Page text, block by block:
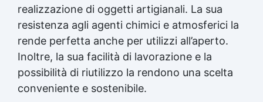
realizzazione di oggetti artigianali. La sua
resistenza agli agenti chimici e atmosferici la
rende perfetta anche per utilizzi all’aperto.
Inoltre, la sua facilità di lavorazione e la
possibilità di riutilizzo la rendono una scelta
conveniente e sostenibile.